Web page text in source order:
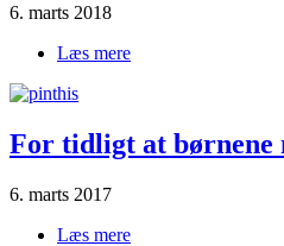
6. marts 2018
Læs mere
For tidligt at børnene
6. marts 2017
Læs mere